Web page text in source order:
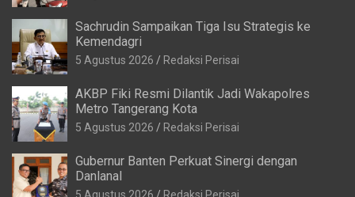
Sachrudin Sampaikan Tiga Isu Strategis ke
Kemendagri
5 Agustus 2026 Redaksi Perisai
AKBP Fiki Resmi Dilantik Jadi Wakapolres
Metro Tangerang Kota
5 Agustus 2026 Redaksi Perisai
Gubernur Banten Perkuat Sinergi dengan
Danlanal